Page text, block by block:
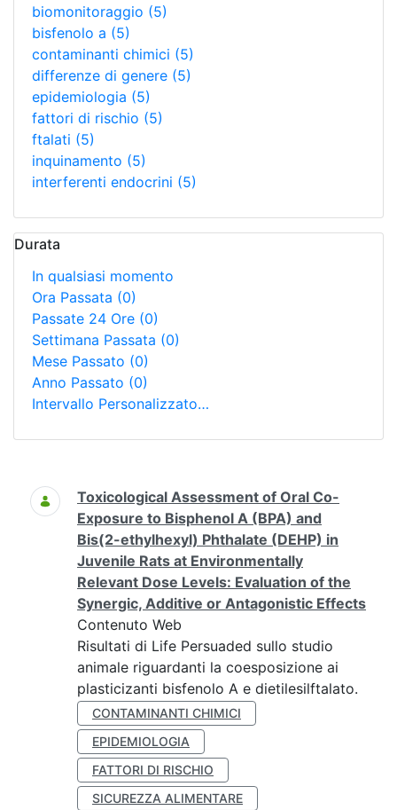
biomonitoraggio (5)
bisfenolo a (5)
contaminanti chimici (5)
differenze di genere (5)
epidemiologia (5)
fattori di rischio (5)
ftalati (5)
inquinamento (5)
interferenti endocrini (5)
Durata
In qualsiasi momento
Ora Passata (0)
Passate 24 Ore (0)
Settimana Passata (0)
Mese Passato (0)
Anno Passato (0)
Intervallo Personalizzato…
Ricerca
Toxicological Assessment of Oral Co-
Exposure to Bisphenol A (BPA) and
Bis(2-ethylhexyl) Phthalate (DEHP) in
Juvenile Rats at Environmentally
Relevant Dose Levels: Evaluation of the
Synergic, Additive or Antagonistic Effects
Contenuto Web
Risultati di Life Persuaded sullo studio
animale riguardanti la coesposizione ai
plasticizanti bisfenolo A e dietilesilftalato.
CONTAMINANTI CHIMICI
EPIDEMIOLOGIA
FATTORI DI RISCHIO
SICUREZZA ALIMENTARE